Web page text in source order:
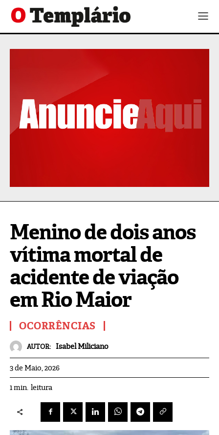
Menino de dois anos
vítima mortal de
acidente de viação
em Rio Maior
OCORRÊNCIAS
AUTOR: Isabel Miliciano
3 de Maio, 2026
1min. leitura